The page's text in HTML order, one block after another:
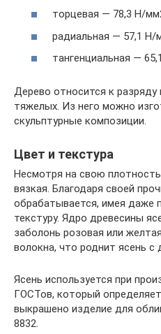
торцевая — 78,3 Н/
радиальная — 57,1 Н/
тангенциальная —
Дерево относится к
тяжелых. Из него можно
скульптурные композиции.
Цвет и текстура
Несмотря на свою плотность
вязкая. Благодаря своей
обрабатывается, имея даже
текстуру. Ядро древесины
заболонь розовая или
волокна, что роднит ясень с
Ясень используется при
ГОСТов, который
выкрашено изделие для
8832.